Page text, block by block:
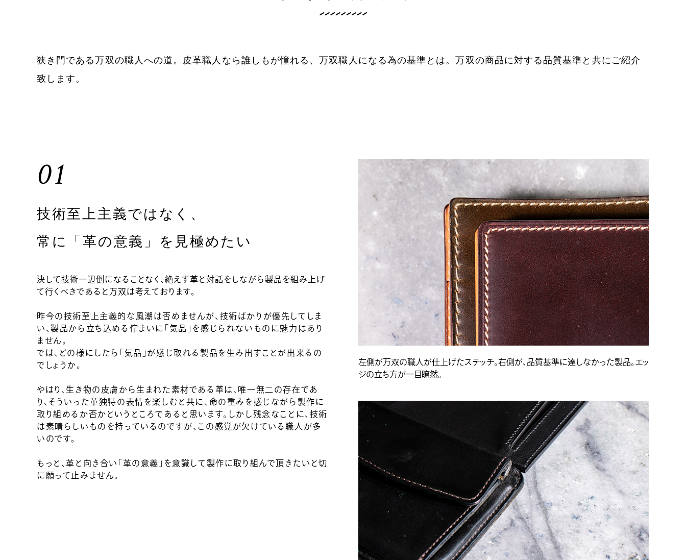
狭き門である万双の職人への道。皮革職人なら誰しもが憧れる、万双職人になる為の基準とは。万双の商品に対する品質基準と共にご紹介
致します。
01
技術至上主義ではなく、
常に「革の意義」を見極めたい
決して技術一辺倒になることなく、絶えず革と対話をしながら製品を組み上げ
て行くべきであると万双は考えております。
昨今の技術至上主義的な風潮は否めませんが、技術ばかりが優先してしま
い、製品から立ち込める佇まいに「気品」を感じられないものに魅力はあり
ません。
では、どの様にしたら「気品」が感じ取れる製品を生み出すことが出来るの
でしょうか。
やはり、生き物の皮膚から生まれた素材である革は、唯一無二の存在であ
り、そういった革独特の表情を楽しむと共に、命の重みを感じながら製作に
取り組めるか否かというところであると思います。しかし残念なことに、技術
は素晴らしいものを持っているのですが、この感覚が欠けている職人が多
いのです。
もっと、革と向き合い「革の意義」を意識して製作に取り組んで頂きたいと切
に願って止みません。
左側が万双の職人が仕上げたステッチ。右側が、品質基準に達しなかった製品。エッ
ジの立ち方が一目瞭然。